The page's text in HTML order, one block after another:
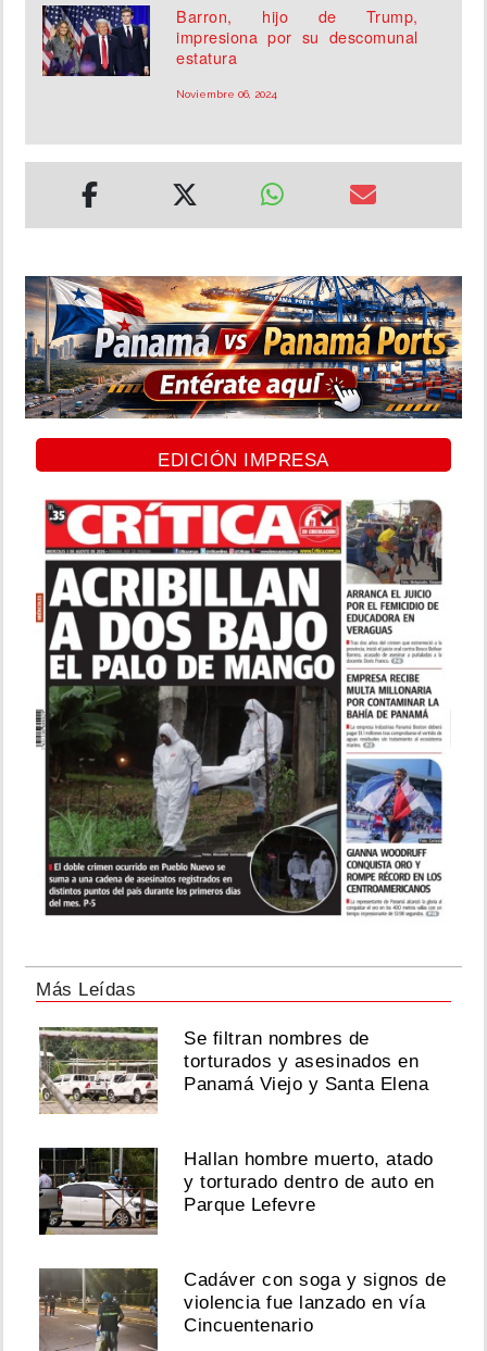
Barron, hijo de Trump,
impresiona por su descomunal
estatura
Noviembre 06, 2024
EDICIÓN IMPRESA
Más Leídas
Se filtran nombres de
torturados y asesinados en
Panamá Viejo y Santa Elena
Hallan hombre muerto, atado
y torturado dentro de auto en
Parque Lefevre
Cadáver con soga y signos de
violencia fue lanzado en vía
Cincuentenario